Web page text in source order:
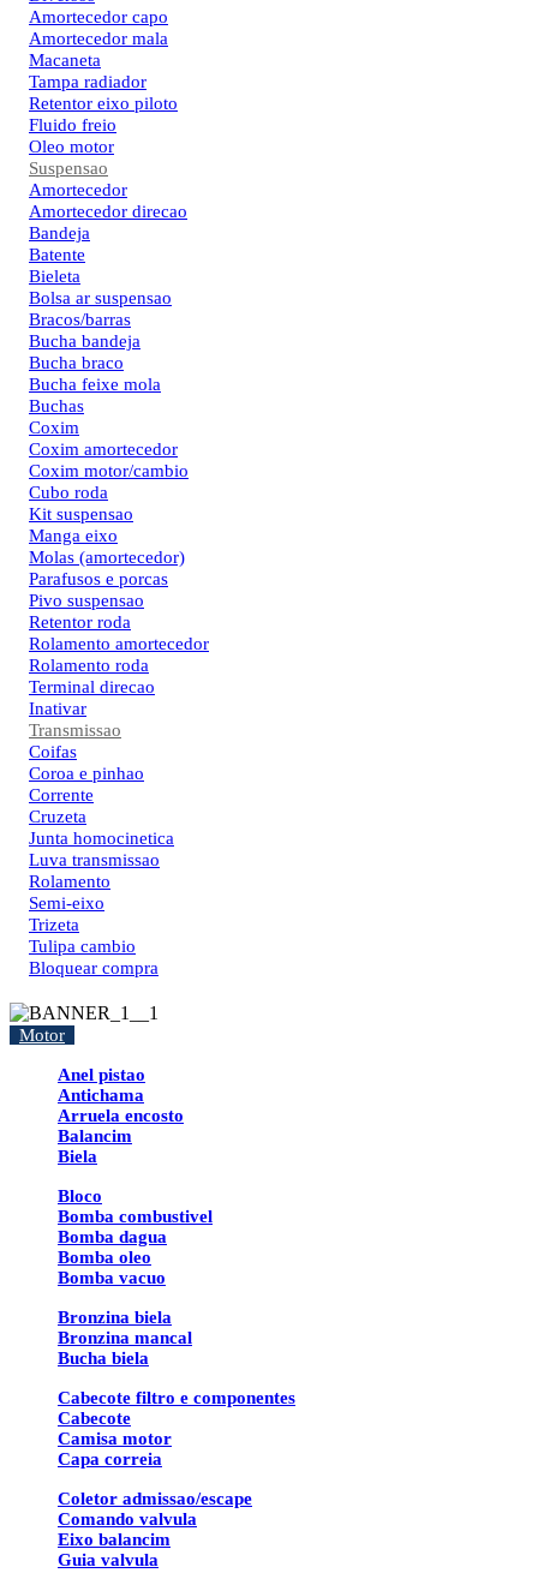
Amortecedor capo
Amortecedor mala
Macaneta
Tampa radiador
Retentor eixo piloto
Fluido freio
Oleo motor
Suspensao
Amortecedor
Amortecedor direcao
Bandeja
Batente
Bieleta
Bolsa ar suspensao
Bracos/barras
Bucha bandeja
Bucha braco
Bucha feixe mola
Buchas
Coxim
Coxim amortecedor
Coxim motor/cambio
Cubo roda
Kit suspensao
Manga eixo
Molas (amortecedor)
Parafusos e porcas
Pivo suspensao
Retentor roda
Rolamento amortecedor
Rolamento roda
Terminal direcao
Inativar
Transmissao
Coifas
Coroa e pinhao
Corrente
Cruzeta
Junta homocinetica
Luva transmissao
Rolamento
Semi-eixo
Trizeta
Tulipa cambio
Bloquear compra
Motor
Anel pistao
Antichama
Arruela encosto
Balancim
Biela
Bloco
Bomba combustivel
Bomba dagua
Bomba oleo
Bomba vacuo
Bronzina biela
Bronzina mancal
Bucha biela
Cabecote filtro e componentes
Cabecote
Camisa motor
Capa correia
Coletor admissao/escape
Comando valvula
Eixo balancim
Guia valvula